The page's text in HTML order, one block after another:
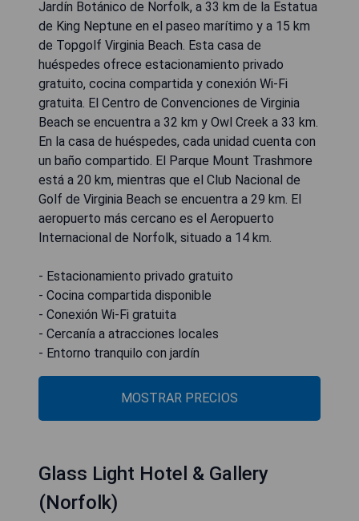
Jardín Botánico de Norfolk, a 33 km de la Estatua
de King Neptune en el paseo marítimo y a 15 km
de Topgolf Virginia Beach. Esta casa de
huéspedes ofrece estacionamiento privado
gratuito, cocina compartida y conexión Wi-Fi
gratuita. El Centro de Convenciones de Virginia
Beach se encuentra a 32 km y Owl Creek a 33 km.
En la casa de huéspedes, cada unidad cuenta con
un baño compartido. El Parque Mount Trashmore
está a 20 km, mientras que el Club Nacional de
Golf de Virginia Beach se encuentra a 29 km. El
aeropuerto más cercano es el Aeropuerto
Internacional de Norfolk, situado a 14 km.
- Estacionamiento privado gratuito
- Cocina compartida disponible
- Conexión Wi-Fi gratuita
- Cercanía a atracciones locales
- Entorno tranquilo con jardín
MOSTRAR PRECIOS
Glass Light Hotel & Gallery
(Norfolk)